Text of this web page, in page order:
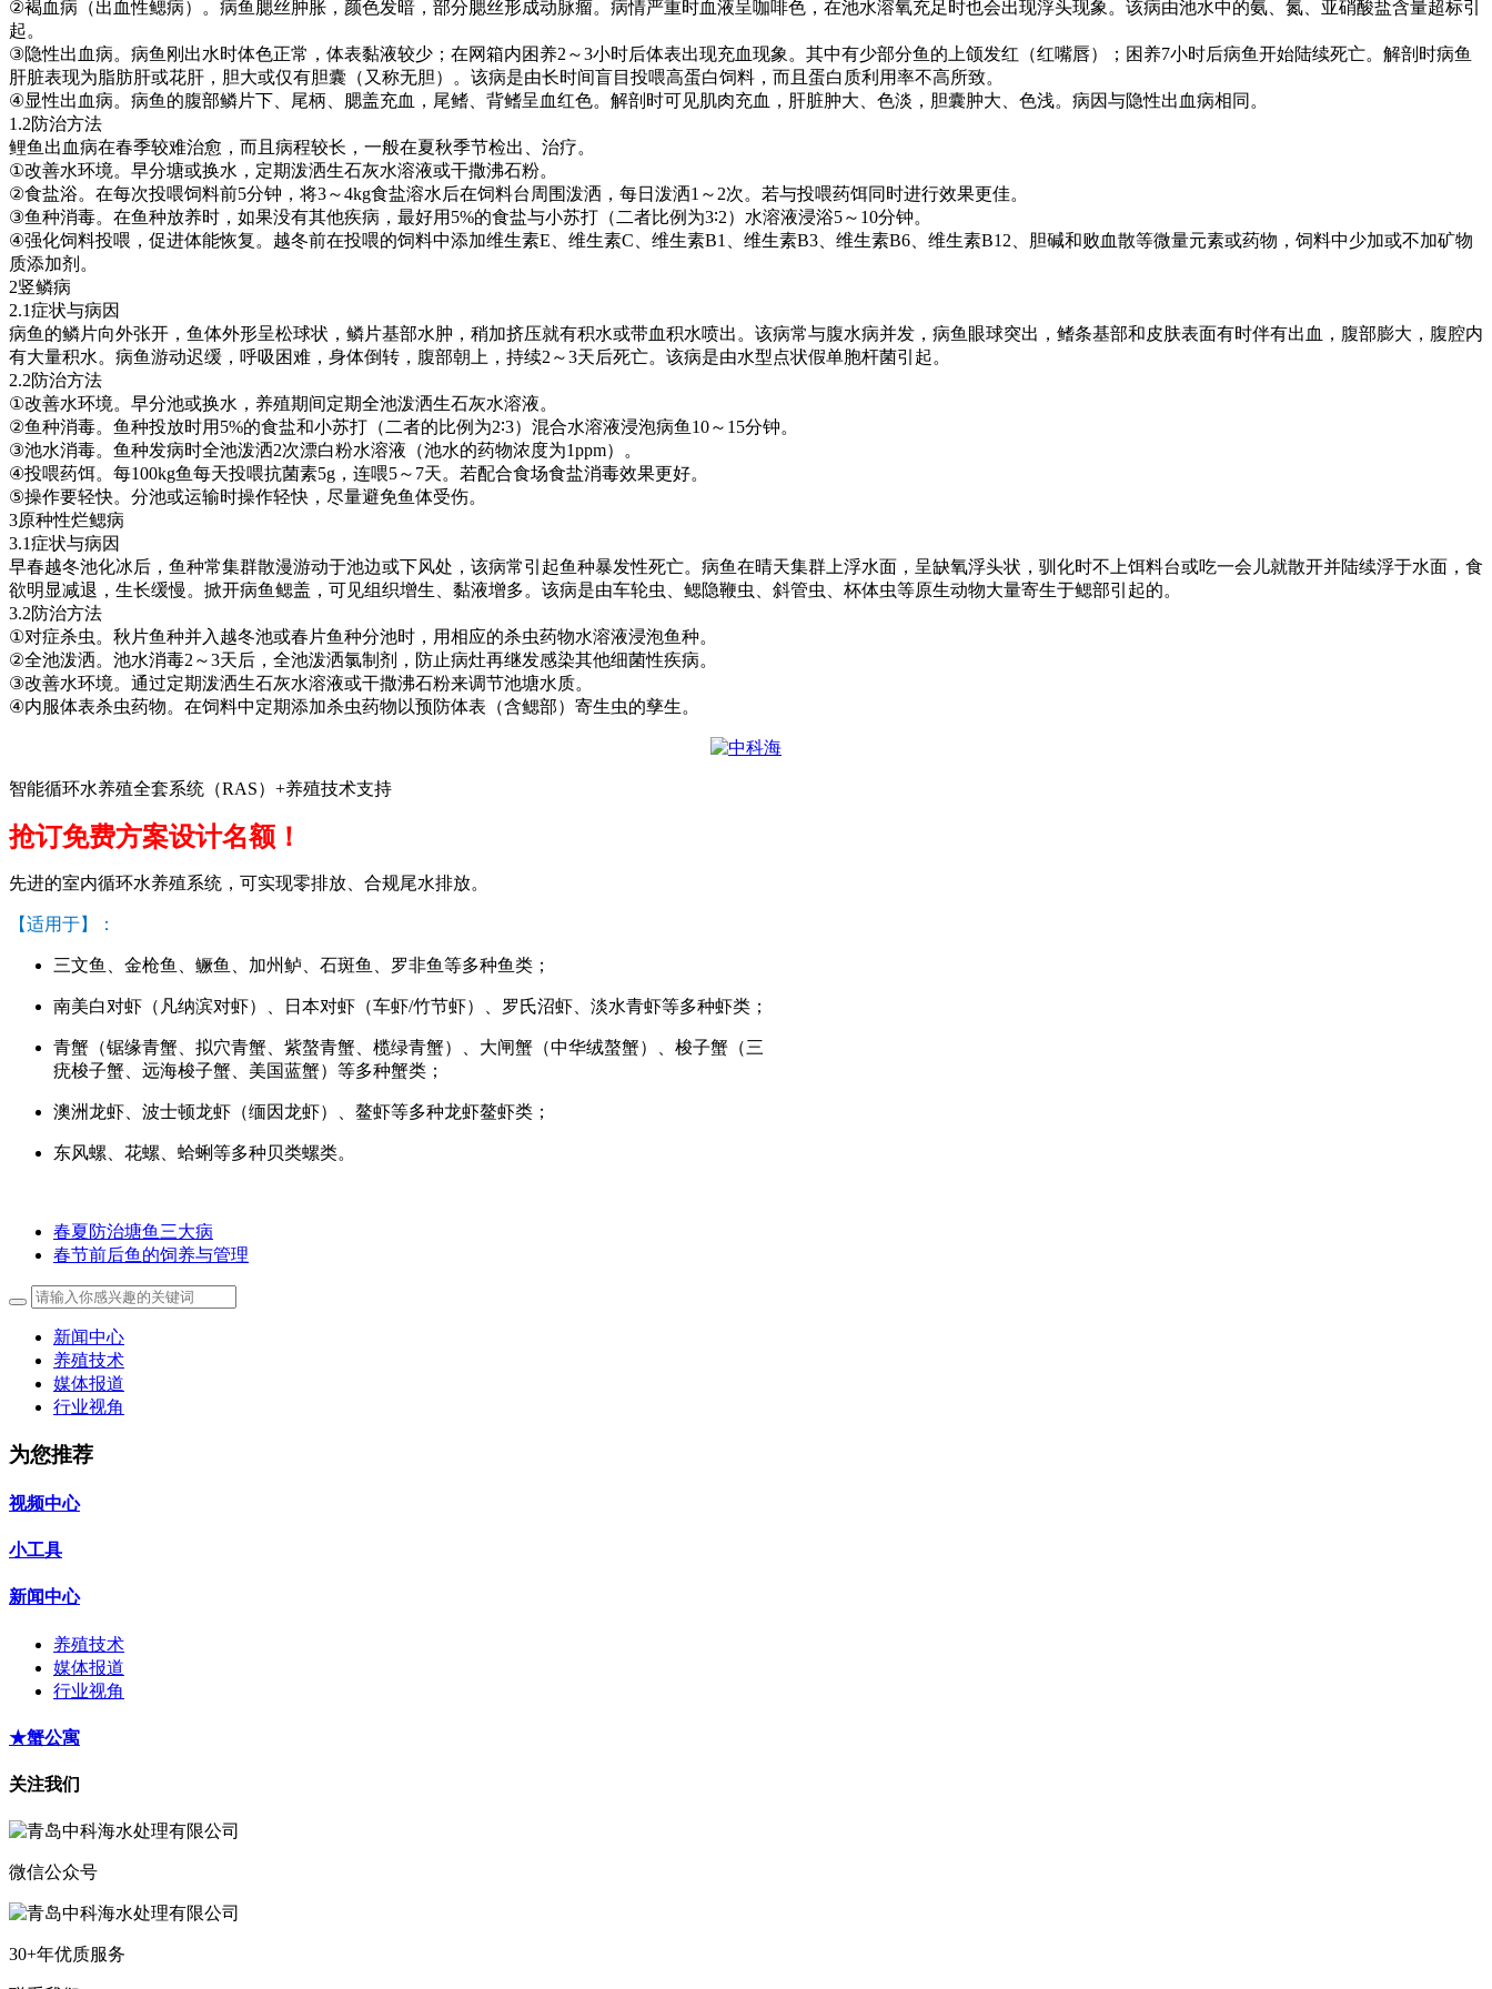
②褐血病（出血性鳃病）。病鱼腮丝肿胀，颜色发暗，部分腮丝形成动脉瘤。病情严重时血液呈咖啡色，在池水溶氧充足时也会出现浮头现象。该病由池水中的氨、氮、亚硝酸盐含量超标引
起。
③隐性出血病。病鱼刚出水时体色正常，体表黏液较少；在网箱内困养2 ～3小时后体表出现充血现象。其中有少部分鱼的上颌发红（红嘴唇）；困养7小时后病鱼开始陆续死亡。解剖时病鱼
肝脏表现为脂肪肝或花肝，胆大或仅有胆囊（又称无胆）。该病是由长时间盲目投喂高蛋白饲料，而且蛋白质利用率不高所致。
④显性出血病。病鱼的腹部鳞片下、尾柄、腮盖充血，尾鳍、背鳍呈血红色。解剖时可见肌肉充血，肝脏肿大、色淡，胆囊肿大、色浅。病因与隐性出血病相同。
1.2防治方法
鲤鱼出血病在春季较难治愈，而且病程较长，一般在夏秋季节检出、治疗。
①改善水环境。早分塘或换水，定期泼洒生石灰水溶液或干撒沸石粉。
②食盐浴。在每次投喂饲料前5分钟，将3～4kg食盐溶水后在饲料台周围泼洒，每日泼洒1 ～ 2次。若与投喂药饵同时进行效果更佳。
③鱼种消毒。在鱼种放养时，如果没有其他疾病，最好用 5%的食盐与小苏打（二者比例为3∶2）水溶液浸浴5～ 10分钟。
④强化饲料投喂，促进体能恢复。越冬前在投喂的饲料中添加维生素E 、维生素C 、维生素B1 、维生素B3 、维生素B6 、维生素B12 、胆碱和败血散等微量元素或药物，饲料中少加或不加矿物
质添加剂。
2竖鳞病
2.1症状与病因
病鱼的鳞片向外张开，鱼体外形呈松球状，鳞片基部水肿，稍加挤压就有积水或带血积水喷出。该病常与腹水病并发，病鱼眼球突出，鳍条基部和皮肤表面有时伴有出血，腹部膨大，腹腔内
有大量积水。病鱼游动迟缓，呼吸困难，身体倒转，腹部朝上，持续2 ～3天后死亡。该病是由水型点状假单胞杆菌引起。
2.2防治方法
①改善水环境。早分池或换水，养殖期间定期全池泼洒生石灰水溶液。
②鱼种消毒。鱼种投放时用 5%的食盐和小苏打（二者的比例为2∶3）混合水溶液浸泡病鱼 10～ 15分钟。
③池水消毒。鱼种发病时全池泼洒2次漂白粉水溶液（池水的药物浓度为1ppm）。
④投喂药饵。每100kg鱼每天投喂抗菌素5g ，连喂5～ 7天。若配合食场食盐消毒效果更好。
⑤操作要轻快。分池或运输时操作轻快，尽量避免鱼体受伤。
3原种性烂鳃病
3.1症状与病因
早春越冬池化冰后，鱼种常集群散漫游动于池边或下风处，该病常引起鱼种暴发性死亡。病鱼在晴天集群上浮水面，呈缺氧浮头状，驯化时不上饵料台或吃一会儿就散开并陆续浮于水面，食
欲明显减退，生长缓慢。掀开病鱼鳃盖，可见组织增生、黏液增多。该病是由车轮虫、鳃隐鞭虫、斜管虫、杯体虫等原生动物大量寄生于鳃部引起的。
3.2防治方法
①对症杀虫。秋片鱼种并入越冬池或春片鱼种分池时，用相应的杀虫药物水溶液浸泡鱼种。
②全池泼洒。池水消毒2 ～3天后，全池泼洒氯制剂，防止病灶再继发感染其他细菌性疾病。
③改善水环境。通过定期泼洒生石灰水溶液或干撒沸石粉来调节池塘水质。
④内服体表杀虫药物。在饲料中定期添加杀虫药物以预防体表（含鳃部）寄生虫的孳生。
智能循环水养殖全套系统（RAS）+养殖技术支持
抢订免费方案设计名额！
先进的室内循环水养殖系统，可实现零排放、合规尾水排放。
【适用于】：
三文鱼、金枪鱼、鳜鱼、加州鲈、石斑鱼、罗非鱼等多种鱼类；
南美白对虾（凡纳滨对虾）、日本对虾（车虾/竹节虾）、罗氏沼虾、淡水青虾等多种虾类；
青蟹（锯缘青蟹、拟穴青蟹、紫螯青蟹、榄绿青蟹）、大闸蟹（中华绒螯蟹）、梭子蟹（三
疣梭子蟹、远海梭子蟹、美国蓝蟹）等多种蟹类；
澳洲龙虾、波士顿龙虾（缅因龙虾）、鳌虾等多种龙虾鳌虾类；
东风螺、花螺、蛤蜊等多种贝类螺类。
春夏防治塘鱼三大病
春节前后鱼的饲养与管理
新闻中心
养殖技术
媒体报道
行业视角
为您推荐
视频中心
小工具
新闻中心
养殖技术
媒体报道
行业视角
★蟹公寓
关注我们
微信公众号
30+年优质服务